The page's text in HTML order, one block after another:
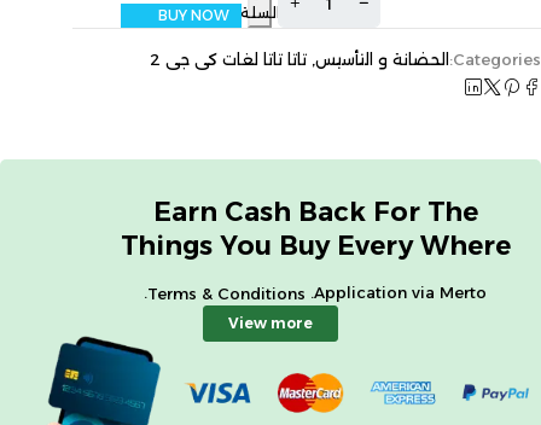
السلة
BUY NOW
Categories: الحضانة و التأسيس, تاتا تاتا لغات كى جى 2
Earn Cash Back For The
Things You Buy Every Where
Application via Merto.
Terms & Conditions
.
View more